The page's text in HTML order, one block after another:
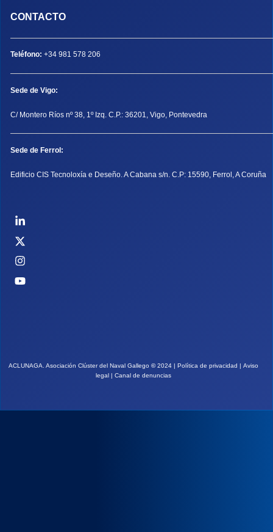
CONTACTO
Teléfono: +34 981 578 206
Sede de Vigo:
C/ Montero Ríos nº 38, 1º Izq. C.P.: 36201, Vigo, Pontevedra
Sede de Ferrol:
Edificio CIS Tecnoloxía e Deseño. A Cabana s/n. C.P: 15590, Ferrol, A Coruña
ACLUNAGA. Asociación Clúster del Naval Gallego ©2024 | Política de privacidad | Aviso
legal | Canal de denuncias